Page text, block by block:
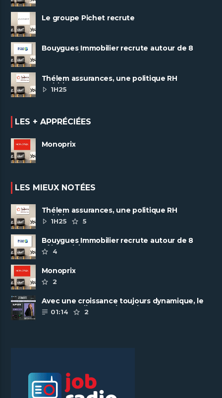
Le groupe Pichet recrute
Bouygues Immobilier recrute autour de 8
Thélem assurances, une politique RH
ambitieuse
1H25
LES + APPRÉCIÉES
Monoprix
LES MIEUX NOTÉES
Thélem assurances, une politique RH
ambitieuse
1H25 5
Bouygues Immobilier recrute autour de 8
pôles métiers
4
Monoprix
2
Avec une croissance toujours dynamique, le
groupe Scalian continue de ......
01:14 2